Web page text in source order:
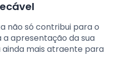
não só contribui para o
apresentação da sua
mais atraente para